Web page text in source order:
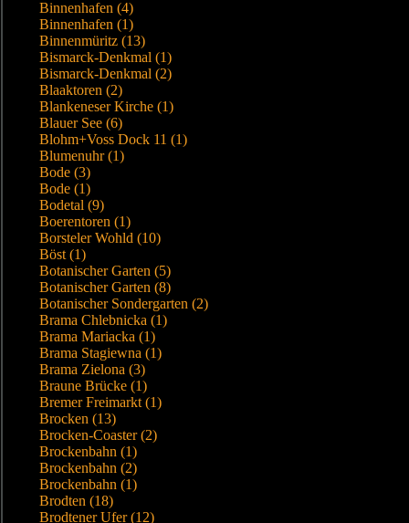
Binnenhafen (4)
Binnenhafen (1)
Binnenmüritz (13)
Bismarck-Denkmal (1)
Bismarck-Denkmal (2)
Blaaktoren (2)
Blankeneser Kirche (1)
Blauer See (6)
Blohm+Voss Dock 11 (1)
Blumenuhr (1)
Bode (3)
Bode (1)
Bodetal (9)
Boerentoren (1)
Borsteler Wohld (10)
Böst (1)
Botanischer Garten (5)
Botanischer Garten (8)
Botanischer Sondergarten (2)
Brama Chlebnicka (1)
Brama Mariacka (1)
Brama Stagiewna (1)
Brama Zielona (3)
Braune Brücke (1)
Bremer Freimarkt (1)
Brocken (13)
Brocken-Coaster (2)
Brockenbahn (1)
Brockenbahn (2)
Brockenbahn (1)
Brodten (18)
Brodtener Ufer (12)